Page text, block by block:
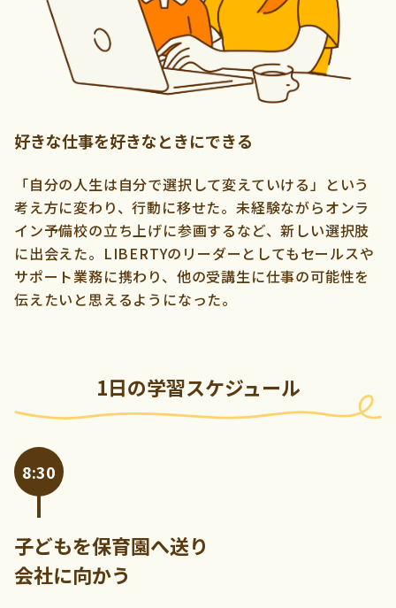
好きな仕事を好きなときにできる
「自分の人生は自分で選択して変えていける」という
考え方に変わり、行動に移せた。未経験ながらオンラ
イン予備校の立ち上げに参画するなど、新しい選択肢
に出会えた。LIBERTYのリーダーとしてもセールスや
サポート業務に携わり、他の受講生に仕事の可能性を
伝えたいと思えるようになった。
1日の学習スケジュール
8:30
子どもを保育園へ送り
会社に向かう